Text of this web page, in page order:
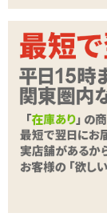
了承ください。
注意ください。
商品名
商品コード
メーカー価
格
購入価格